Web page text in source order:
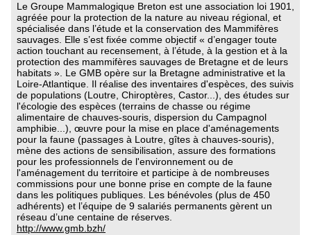
Le Groupe Mammalogique Breton est une association loi 1901,
agréée pour la protection de la nature au niveau régional, et
spécialisée dans l’étude et la conservation des Mammifères
sauvages. Elle s’est fixée comme objectif « d’engager toute
action touchant au recensement, à l’étude, à la gestion et à la
protection des mammifères sauvages de Bretagne et de leurs
habitats ». Le GMB opère sur la Bretagne administrative et la
Loire-Atlantique. Il réalise des inventaires d'espèces, des suivis
de populations (Loutre, Chiroptères, Castor...), des études sur
l'écologie des espèces (terrains de chasse ou régime
alimentaire de chauves-souris, dispersion du Campagnol
amphibie...), œuvre pour la mise en place d'aménagements
pour la faune (passages à Loutre, gîtes à chauves-souris),
mène des actions de sensibilisation, assure des formations
pour les professionnels de l'environnement ou de
l'aménagement du territoire et participe à de nombreuses
commissions pour une bonne prise en compte de la faune
dans les politiques publiques. Les bénévoles (plus de 450
adhérents) et l’équipe de 9 salariés permanents gèrent un
réseau d’une centaine de réserves.
http://www.gmb.bzh/